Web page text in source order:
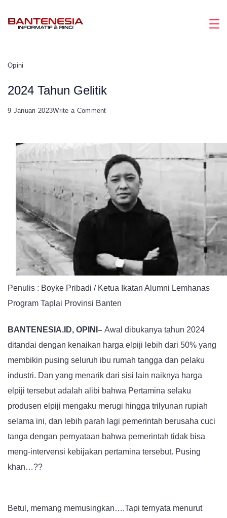
Opini
2024 Tahun Gelitik
9 Januari 2023Write a Commenton
Gelitik
Penulis : Boyke Pribadi / Ketua Ikatan Alumni Lemhanas
Program Taplai Provinsi Banten
BANTENESIA.ID, OPINI– Awal dibukanya tahun 2024
ditandai dengan kenaikan harga elpiji lebih dari 50% yang
membikin pusing seluruh ibu rumah tangga dan pelaku
industri. Dan yang menarik dari sisi lain naiknya harga
elpiji tersebut adalah alibi bahwa Pertamina selaku
produsen elpiji mengaku merugi hingga trilyunan rupiah
selama ini, dan lebih parah lagi pemerintah berusaha cuci
tanga dengan pernyataan bahwa pemerintah tidak bisa
meng-intervensi kebijakan pertamina tersebut. Pusing
khan…??
Betul, memang memusingkan….Tapi ternyata menurut